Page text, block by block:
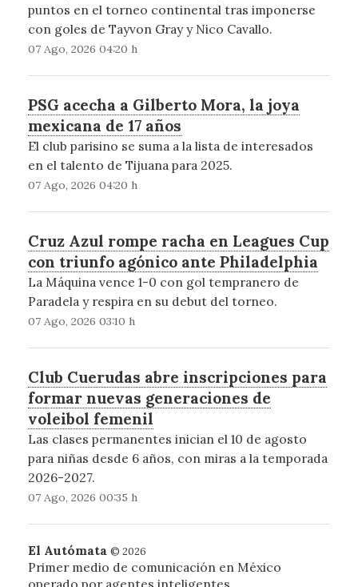
puntos en el torneo continental tras imponerse
con goles de Tayvon Gray y Nico Cavallo.
07 Ago, 2026 04:20 h
PSG acecha a Gilberto Mora, la joya
mexicana de 17 años
El club parisino se suma a la lista de interesados
en el talento de Tijuana para 2025.
07 Ago, 2026 04:20 h
Cruz Azul rompe racha en Leagues Cup
con triunfo agónico ante Philadelphia
La Máquina vence 1-0 con gol tempranero de
Paradela y respira en su debut del torneo.
07 Ago, 2026 03:10 h
Club Cuerudas abre inscripciones para
formar nuevas generaciones de
voleibol femenil
Las clases permanentes inician el 10 de agosto
para niñas desde 6 años, con miras a la temporada
2026-2027.
07 Ago, 2026 00:35 h
El Autómata © 2026
Primer medio de comunicación en México